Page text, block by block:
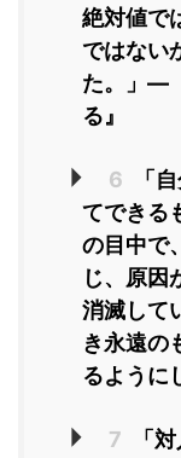
絶対値で
ではない
た。」―
る』
6
「
てできる
の目中で
じ、原因
消滅して
き永遠の
るように
7
「